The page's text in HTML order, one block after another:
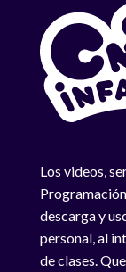
Los videos,
descarga y
personal, al
de clases.